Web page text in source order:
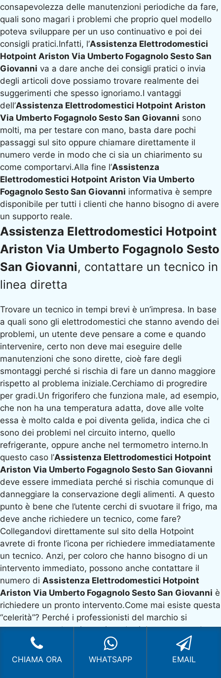
consapevolezza delle manutenzioni periodiche da fare,
quali sono magari i problemi che proprio quel modello
poteva sviluppare per un uso continuativo e poi dei
consigli pratici.Infatti, l’Assistenza Elettrodomestici
Hotpoint Ariston Via Umberto Fogagnolo Sesto San
Giovanni va a dare anche dei consigli pratici o invia
degli articoli dove possiamo trovare realmente dei
suggerimenti che spesso ignoriamo.I vantaggi
dell’Assistenza Elettrodomestici Hotpoint Ariston
Via Umberto Fogagnolo Sesto San Giovanni sono
molti, ma per testare con mano, basta dare pochi
passaggi sul sito oppure chiamare direttamente il
numero verde in modo che ci sia un chiarimento su
come comportarvi.Alla fine l’Assistenza
Elettrodomestici Hotpoint Ariston Via Umberto
Fogagnolo Sesto San Giovanni informativa è sempre
disponibile per tutti i clienti che hanno bisogno di avere
un supporto reale.
Assistenza Elettrodomestici Hotpoint
Ariston Via Umberto Fogagnolo Sesto
San Giovanni, contattare un tecnico in
linea diretta
Trovare un tecnico in tempi brevi è un’impresa. In base
a quali sono gli elettrodomestici che stanno avendo dei
problemi, un utente deve pensare a come e quando
intervenire, certo non deve mai eseguire delle
manutenzioni che sono dirette, cioè fare degli
smontaggi perché si rischia di fare un danno maggiore
rispetto al problema iniziale.Cerchiamo di progredire
per gradi.Un frigorifero che funziona male, ad esempio,
che non ha una temperatura adatta, dove alle volte
essa è molto calda e poi diventa gelida, indica che ci
sono dei problemi nel circuito interno, quello
refrigerante, oppure anche nel termometro interno.In
questo caso l’Assistenza Elettrodomestici Hotpoint
Ariston Via Umberto Fogagnolo Sesto San Giovanni
deve essere immediata perché si rischia comunque di
danneggiare la conservazione degli alimenti. A questo
punto è bene che l’utente cerchi di svuotare il frigo, ma
deve anche richiedere un tecnico, come fare?
Collegandovi direttamente sul sito della Hotpoint
avrete di fronte l’icona per richiedere immediatamente
un tecnico. Anzi, per coloro che hanno bisogno di un
intervento immediato, possono anche contattare il
numero di Assistenza Elettrodomestici Hotpoint
Ariston Via Umberto Fogagnolo Sesto San Giovanni è
richiedere un pronto intervento.Come mai esiste questa
“celerità”? Perché i professionisti del marchio si
concentrano solo sui propri prodotti. In questo modo
vanno a lavorare solo su determinate strutture e quindi
sono disponibili per tutti gli utenti che sono clienti
CHIAMA ORA WHATSAPP EMAIL